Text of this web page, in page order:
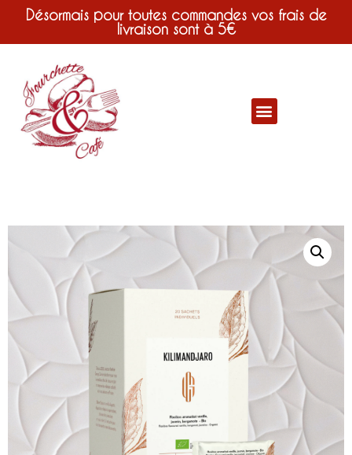
Désormais pour toutes commandes vos frais de
livraison sont à 5€